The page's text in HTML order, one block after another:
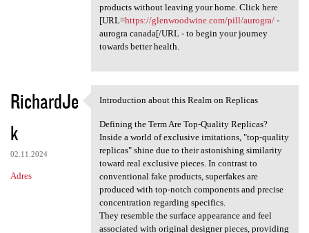
products without leaving your home. Click here
[URL=https://glenwoodwine.com/pill/aurogra/-
aurogra canada[/URL - to begin your journey
towards better health.
RichardJe
k
02.11.2024
Adres
Introduction about this Realm
Introduction about this Realm on Replicas
Defining the Term Are Top-Quality Replicas?
Inside a world of exclusive imitations, "top-quality
replicas" shine due to their astonishing similarity
toward real exclusive pieces. In contrast to
conventional fake products, superfakes are
produced with top-notch components and precise
concentration regarding specifics.
They resemble the surface appearance and feel
associated with original designer pieces, providing